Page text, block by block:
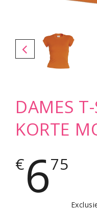
DAMES
KORTE
€675